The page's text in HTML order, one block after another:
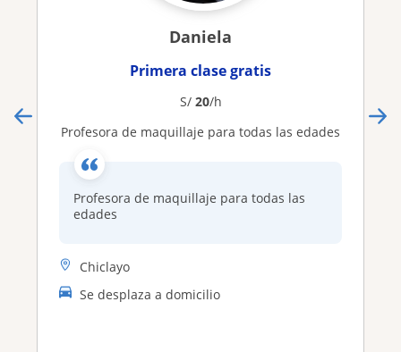
Daniela
Primera clase gratis
S/ 20/h
Profesora de maquillaje para todas las edades
Profesora de maquillaje para todas las
edades
Chiclayo
Se desplaza a domicilio